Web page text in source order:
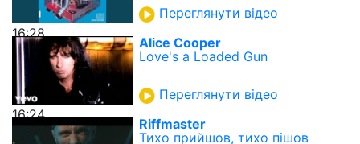
16:28
Переглянути відео
16:24
Alice Cooper
Love's a Loaded Gun
Переглянути відео
Riffmaster
Тихо прийшов, тихо пішов